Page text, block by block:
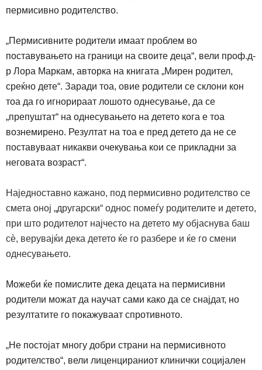
пермисивно родителство.
„Пермисивните родители имаат проблем во
поставувањето на граници на своите деца“, вели проф.д-
р Лора Маркам, авторка на книгата „Мирен родител,
среќно дете“. Заради тоа, овие родители се склони кон
тоа да го игнорираат лошото однесување, да се
„препуштат“ на однесувањето на детето кога е тоа
вознемирено. Резултат на тоа е пред детето да не се
поставуваат никакви очекувања кои се прикладни за
неговата возраст“.
Наједноставно кажано, под пермисивно родителство се
смета оној „другарски“ однос помеѓу родителите и детето,
при што родителот најчесто на детето му објаснува баш
сѐ, верувајќи дека детето ќе го разбере и ќе го смени
однесувањето.
Можеби ќе помислите дека децата на пермисивни
родители можат да научат сами како да се снајдат, но
резултатите го покажуваат спротивното.
„Не постојат многу добри страни на пермисивното
родителство“, вели лиценцираниот клинички социјален